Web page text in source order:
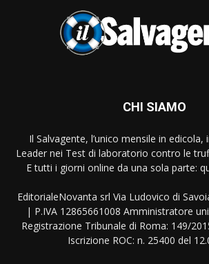
CHI SIAMO
Il Salvagente, l’unico mensile in
Leader nei Test di laboratorio contro le
E tutti i giorni online da una sola parte:
EditorialeNovanta srl Via Ludovico di
| P.IVA 12865661008 Amministratore
Registrazione Tribunale di Roma: 149/
Iscrizione ROC: n. 25400 del